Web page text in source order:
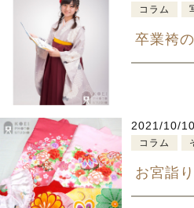
コラム
卒業袴
2021/10/10
コラム